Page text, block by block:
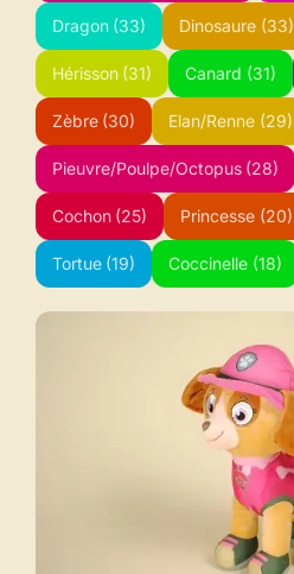
Dragon (33) Dinosaure (33)
Hérisson (31) Canard (31)
Zèbre (30) Elan/Renne (29)
Pieuvre/Poulpe/Octopus (28)
Cochon (25) Princesse (20)
Tortue (19) Coccinelle (18)